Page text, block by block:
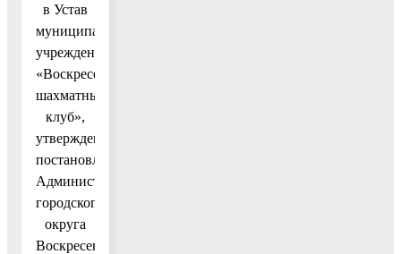
в Устав
муниципального
учреждения
«Воскресенский
шахматный
клуб»,
утвержденный
постановлением
Администрации
городского
округа
Воскресенск